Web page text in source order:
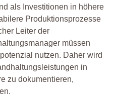
als Investitionen in höhere
Produktionsprozesse
Leiter der
müssen
nutzen. Daher wird
in
zu dokumentieren,